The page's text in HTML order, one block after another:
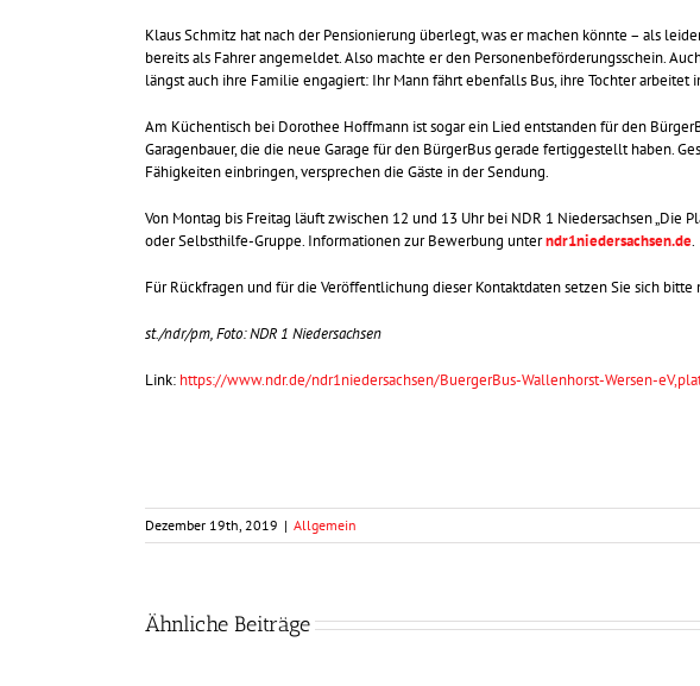
Klaus Schmitz hat nach der Pensionierung überlegt, was er machen könnte – als
bereits als Fahrer angemeldet. Also machte er den Personenbeförderungsschein.
längst auch ihre Familie engagiert: Ihr Mann fährt ebenfalls Bus, ihre Tochter arbeitet
Am Küchentisch bei Dorothee Hoffmann ist sogar ein Lied entstanden für den
Garagenbauer, die die neue Garage für den BürgerBus gerade fertiggestellt haben.
Fähigkeiten einbringen, versprechen die Gäste in der Sendung.
Von Montag bis Freitag läuft zwischen 12 und 13 Uhr bei NDR 1 Niedersachsen „Die
oder Selbsthilfe-Gruppe. Informationen zur Bewerbung unterndr1niedersachsen.de.
Für Rückfragen und für die Veröffentlichung dieser Kontaktdaten setzen Sie sich
st./ndr/pm, Foto: NDR 1 Niedersachsen
Link: https://www.ndr.de/ndr1niedersachsen/BuergerBus-Wallenhorst-Wersen-
Dezember 19th, 2019 | Allgemein
Ähnliche Beiträge